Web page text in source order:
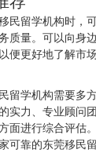
民留学机构时，
质量。可以向身
便更好地了解市
留学机构需要多
实力、专业顾问
面进行综合评估
可靠的东莞移民